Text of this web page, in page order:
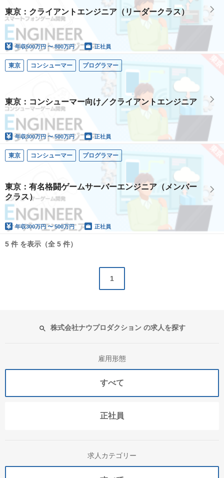
東京：クライアントエンジニア（リーダークラス）
年収500万円 〜 800万円 正社員
東京 コンシューマー プログラマー
東京：コンシューマー向け／クライアントエンジニア
年収300万円 〜 500万円 正社員
東京 コンシューマー プログラマー
東京：有名格闘ゲームサーバーエンジニア（メンバー
クラス）
年収300万円 〜 500万円 正社員
5 件 を表示（全 5 件）
1
株式会社ナウプロダクション の求人を探す
雇用形態
すべて
正社員
求人カテゴリー